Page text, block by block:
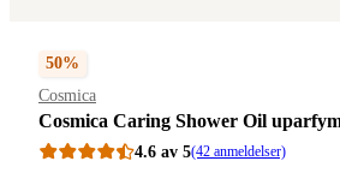
50%
Merke:
Cosmica
Cosmica Caring Shower Oil
4.6 av 5(42 anmeldelser)